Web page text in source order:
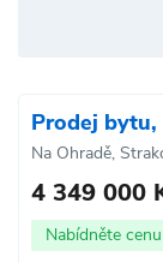
Prodej bytu,
Na Ohradě,
4 349 000
Nabídněte cenu